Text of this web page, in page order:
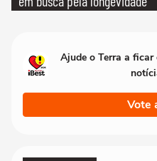
Ajude o Terra a
Vote